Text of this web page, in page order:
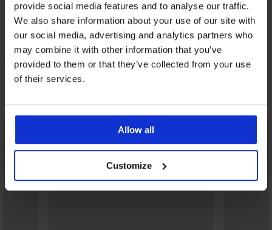
provide social media features and to analyse our traffic.
We also share information about your use of our site with
our social media, advertising and analytics partners who
may combine it with other information that you’ve
provided to them or that they’ve collected from your use
of their services.
Allow all
Customize
LEÍRÁS
SZÁLLÍTÁS ÉS FIZETÉS
ÁRUCSERE
KEZELÉS ÉS MOSÁS
Talán tetszeni fog